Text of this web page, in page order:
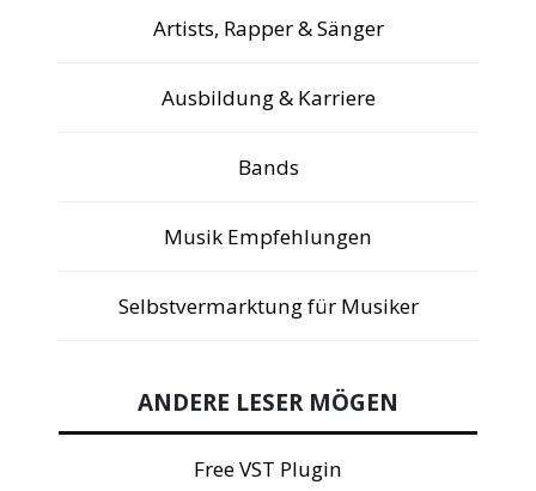
Artists, Rapper & Sänger
Ausbildung & Karriere
Bands
Musik Empfehlungen
Selbstvermarktung für Musiker
ANDERE LESER MÖGEN
Free VST Plugin